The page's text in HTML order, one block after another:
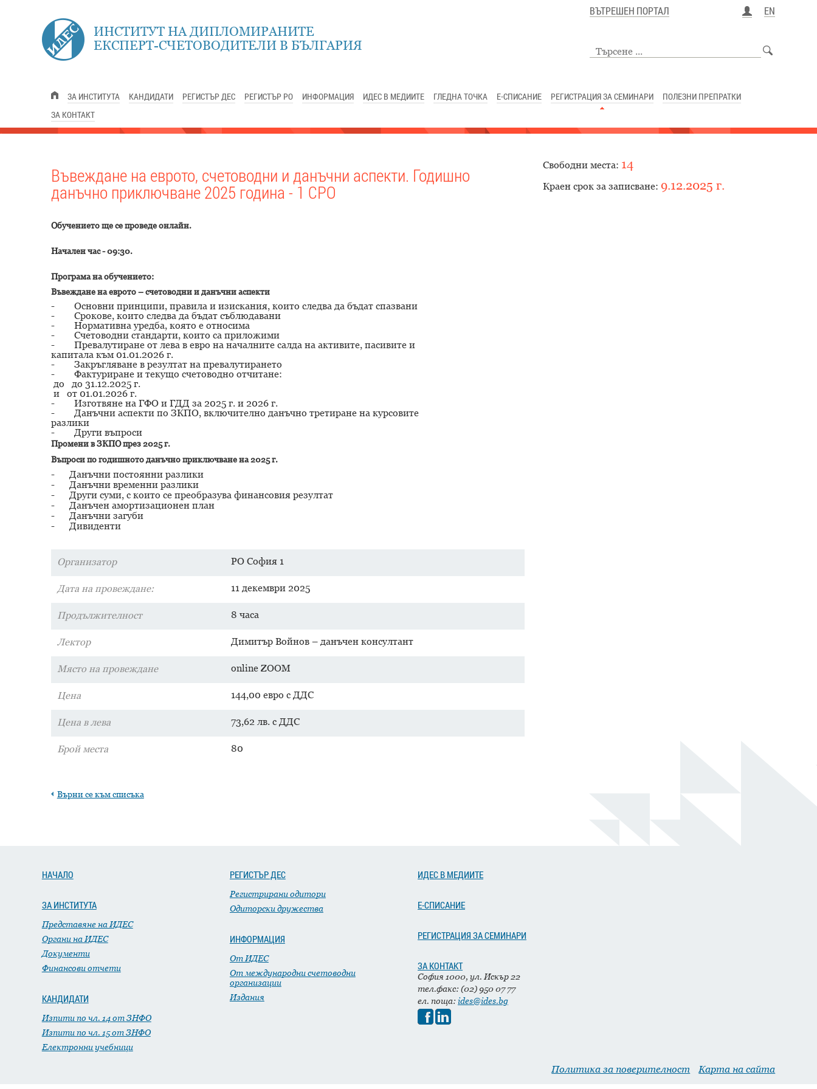
ИНСТИТУТ НА ДИПЛОМИРАНИТЕ
ЕКСПЕРТ-СЧЕТОВОДИТЕЛИ В БЪЛГАРИЯ
ВЪТРЕШЕН ПОРТАЛ EN
ЗА ИНСТИТУТА КАНДИДАТИ РЕГИСТЪР ДЕС РЕГИСТЪР РО ИНФОРМАЦИЯ ИДЕС В МЕДИИТЕ ГЛЕДНА ТОЧКА Е-СПИСАНИЕ РЕГИСТРАЦИЯ ЗА СЕМИНАРИ
ПОЛЕЗНИ ПРЕПРАТКИ
ЗА КОНТАКТ
Въвеждане на еврото, счетоводни и данъчни аспекти. Годишно
данъчно приключване 2025 година - 1 СРО
Обучението ще се проведе онлайн.
Начален час - 09:30.
Програма на обучението:
Въвеждане на еврото – счетоводни и данъчни аспекти
- Основни принципи, правила и изискания, които следва да бъдат спазвани
- Срокове, които следва да бъдат съблюдавани
- Нормативна уредба, която е относима
- Счетоводни стандарти, които са приложими
- Превалутиране от лева в евро на началните салда на активите, пасивите и
капитала към 01.01.2026 г.
- Закръгляване в резултат на превалутирането
- Фактуриране и текущо счетоводно отчитане:
дo до 31.12.2025 г.
и от 01.01.2026 г.
- Изготвяне на ГФО и ГДД за 2025 г. и 2026 г.
- Данъчни аспекти по ЗКПО, включително данъчно третиране на курсовите
разлики
- Други въпроси
Промени в ЗКПО през 2025 г.
Въпроси по годишното данъчно приключване на 2025 г.
- Данъчни постоянни разлики
- Данъчни временни разлики
- Други суми, с които се преобразува финансовия резултат
- Данъчен амортизационен план
- Данъчни загуби
- Дивиденти
Организатор РО София 1
Дата на провеждане: 11 декември 2025
Продължителност 8 часа
Лектор Димитър Войнов – данъчен консултант
Място на провеждане online ZOOM
Цена 144,00 евро с ДДС
Цена в лева 73,62 лв. с ДДС
Брой места 80
Върни се към списъка
Свободни места: 14
Краен срок за записване:9.12.2025 г.
НАЧАЛО
ЗА ИНСТИТУТА
Представяне на ИДЕС
Органи на ИДЕС
Документи
Финансови отчети
КАНДИДАТИ
Изпити по чл. 14 от ЗНФО
Изпити по чл. 15 от ЗНФО
Електронни учебници
РЕГИСТЪР ДЕС
Регистрирани одитори
Одиторски дружества
ИНФОРМАЦИЯ
От ИДЕС
От международни счетоводни
организации
Издания
ИДЕС В МЕДИИТЕ
Е-СПИСАНИЕ
РЕГИСТРАЦИЯ ЗА СЕМИНАРИ
ЗА КОНТАКТ
София 1000, ул. Искър 22
тел.факс: (02) 950 07 77
ел. поща: ides@ides.bg
Политика за поверителност Карта на сайта